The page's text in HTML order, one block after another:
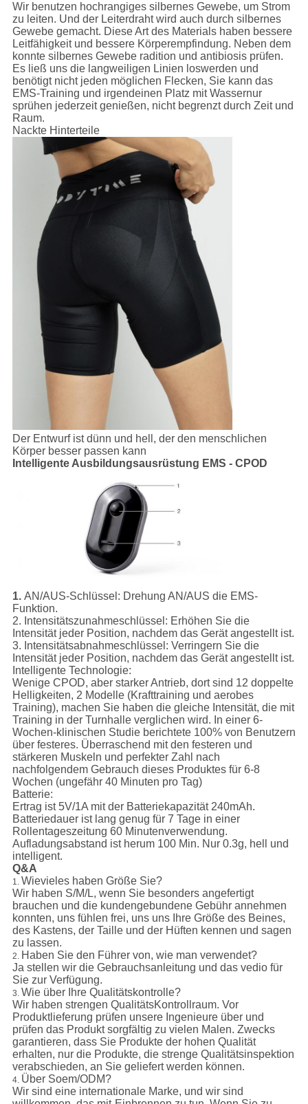
Wir benutzen hochrangiges silbernes Gewebe, um Strom
zu leiten. Und der Leiterdraht wird auch durch silbernes
Gewebe gemacht. Diese Art des Materials haben bessere
Leitfähigkeit und bessere Körperempfindung. Neben dem
konnte silbernes Gewebe radition und antibiosis prüfen.
Es ließ uns die langweiligen Linien loswerden und
benötigt nicht jeden möglichen Flecken, Sie kann das
EMS-Training und irgendeinen Platz mit Wassernur
sprühen jederzeit genießen, nicht begrenzt durch Zeit und
Raum.
Nackte Hinterteile
Der Entwurf ist dünn und hell, der den menschlichen
Körper besser passen kann
Intelligente Ausbildungsausrüstung EMS - CPOD
1. AN/AUS-Schlüssel: Drehung AN/AUS die EMS-
Funktion.
2. Intensitätszunahmeschlüssel: Erhöhen Sie die
Intensität jeder Position, nachdem das Gerät angestellt ist.
3. Intensitätsabnahmeschlüssel: Verringern Sie die
Intensität jeder Position, nachdem das Gerät angestellt ist.
Intelligente Technologie:
Wenige CPOD, aber starker Antrieb, dort sind 12 doppelte
Helligkeiten, 2 Modelle (Krafttraining und aerobes
Training), machen Sie haben die gleiche Intensität, die mit
Training in der Turnhalle verglichen wird. In einer 6-
Wochen-klinischen Studie berichtete 100% von Benutzern
über festeres. Überraschend mit den festeren und
stärkeren Muskeln und perfekter Zahl nach
nachfolgendem Gebrauch dieses Produktes für 6-8
Wochen (ungefähr 40 Minuten pro Tag)
Batterie:
Ertrag ist 5V/1A mit der Batteriekapazität 240mAh.
Batteriedauer ist lang genug für 7 Tage in einer
Rollentageszeitung 60 Minutenverwendung.
Aufladungsabstand ist herum 100 Min. Nur 0.3g, hell und
intelligent.
Q&A
1. Wievieles haben Größe Sie?
Wir haben S/M/L, wenn Sie besonders angefertigt
brauchen und die kundengebundene Gebühr annehmen
konnten, uns fühlen frei, uns uns Ihre Größe des Beines,
des Kastens, der Taille und der Hüften kennen und sagen
zu lassen.
2. Haben Sie den Führer von, wie man verwendet?
Ja stellen wir die Gebrauchsanleitung und das vedio für
Sie zur Verfügung.
3. Wie über Ihre Qualitätskontrolle?
Wir haben strengen QualitätsKontrollraum. Vor
Produktlieferung prüfen unsere Ingenieure über und
prüfen das Produkt sorgfältig zu vielen Malen. Zwecks
garantieren, dass Sie Produkte der hohen Qualität
erhalten, nur die Produkte, die strenge Qualitätsinspektion
verabschieden, an Sie geliefert werden können.
4. Über Soem/ODM?
Wir sind eine internationale Marke, und wir sind